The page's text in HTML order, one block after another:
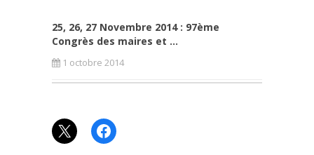
25, 26, 27 Novembre 2014 : 97ème
Congrès des maires et ...
1 octobre 2014
X Facebook